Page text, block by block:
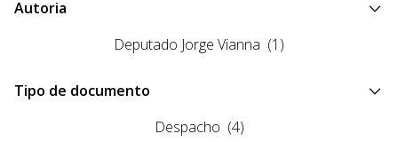
Autoria
Deputado Jorge Vianna (1)
Tipo de documento
Despacho (4)